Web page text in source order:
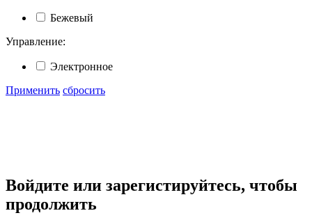
Бежевый
Управление:
Электронное
Применить сбросить
Войдите или зарегистируйтесь, чтобы
продолжить